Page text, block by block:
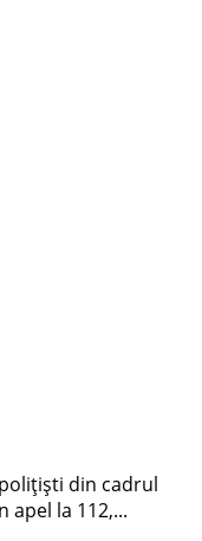
din cadrul
apel la 112,...